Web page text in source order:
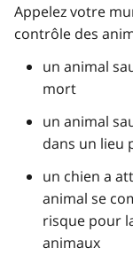
Appelez votre
contrôle des
un animal
mort
un animal
dans un lieu
un chien a
animal se
risque pour
animaux